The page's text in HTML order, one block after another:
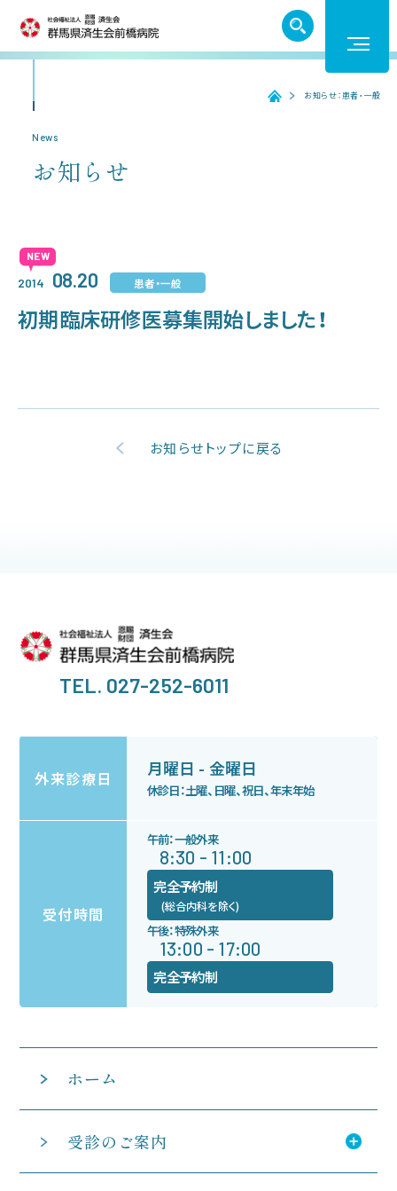
受診のご案内
お問い合わせ
アクセス
ホーム お知らせ：患者・一般
News
お知らせ
2014 08.20 患者・一般
初期臨床研修医募集開始しました！
お知らせトップに戻る
TEL. 027-252-6011
外来診療日 月曜日 - 金曜日
休診日：土曜、日曜、祝日、年末年始
受付時間
午前：一般外来
8:30 - 11:00
完全予約制
(総合内科を除く)
午後：特殊外来
13:00 - 17:00
完全予約制
ホーム
受診のご案内